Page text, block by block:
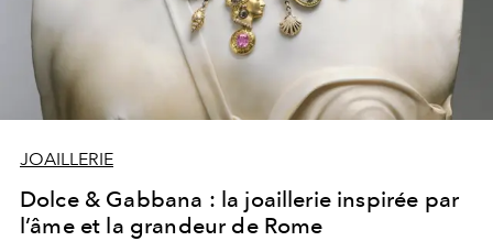
JOAILLERIE
Dolce & Gabbana : la joaillerie inspirée par
l’âme et la grandeur de Rome